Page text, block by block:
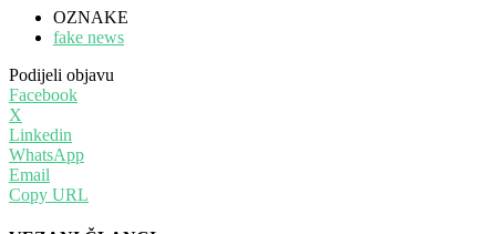
OZNAKE
fake news
Podijeli objavu
Facebook
X
Linkedin
WhatsApp
Email
Copy URL